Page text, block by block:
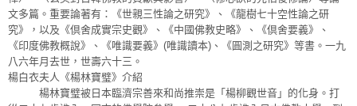
文多篇。重要論著有：《世親三性論之研究》、《龍樹七十空性論之研
究》，以及《倶舍成實宗史觀》、《中國佛教史略》、《倶舍要義》、
《印度佛教概說》、《唯識要義》(唯識讀本)、《圓測之研究》等書。一九
八六年月去世，世壽六十三。
楊白衣夫人《楊林寶璧》介紹
楊林寶璧被日本臨濟宗善來和尚推崇是「楊柳觀世音」的化身。打